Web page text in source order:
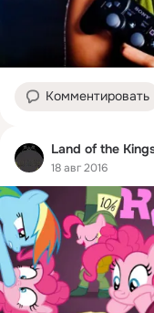
Комментировать
Land of the
18 авг 2016